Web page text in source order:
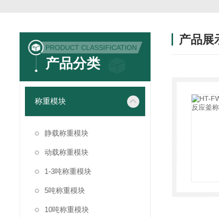
PRODUCT CLASSIFICATION
产品分类
称重模块
静载称重模块
动载称重模块
1-3吨称重模块
5吨称重模块
10吨称重模块
产品展